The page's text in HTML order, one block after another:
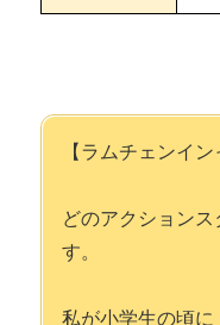
【ラムチェンイ
どのアクション
す。
私が小学生の頃